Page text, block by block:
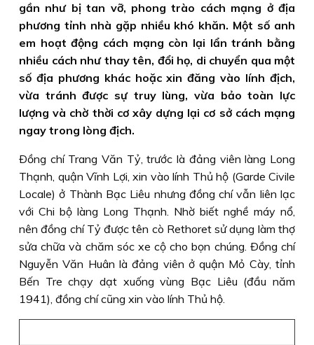
gần như bị tan vỡ, phong trào cách mạng ở địa
phương tỉnh nhà gặp nhiều khó khăn. Một số anh
em hoạt động cách mạng còn lại lẩn tránh bằng
nhiều cách như thay tên, đổi họ, di chuyển qua một
số địa phương khác hoặc xin đăng vào lính địch,
vừa tránh được sự truy lùng, vừa bảo toàn lực
lượng và chờ thời cơ xây dựng lại cơ sở cách mạng
ngay trong lòng địch.
Ðồng chí Trang Văn Tỷ, trước là đảng viên làng Long
Thạnh, quận Vĩnh Lợi, xin vào lính Thủ hộ (Garde Civile
Locale) ở Thành Bạc Liêu nhưng đồng chí vẫn liên lạc
với Chi bộ làng Long Thạnh. Nhờ biết nghề máy nổ,
nên đồng chí Tỷ được tên cò Rethoret sử dụng làm thợ
sửa chữa và chăm sóc xe cộ cho bọn chúng. Ðồng chí
Nguyễn Văn Huân là đảng viên ở quận Mỏ Cày, tỉnh
Bến Tre chạy dạt xuống vùng Bạc Liêu (đầu năm
1941), đồng chí cũng xin vào lính Thủ hộ.